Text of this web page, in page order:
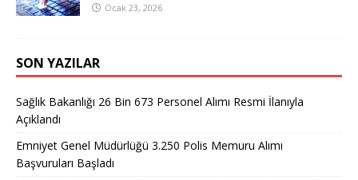
Ocak 23, 2026
SON YAZILAR
Sağlık Bakanlığı 26 Bin 673 Personel Alımı Resmi İlanıyla
Açıklandı
Emniyet Genel Müdürlüğü 3.250 Polis Memuru Alımı
Başvuruları Başladı